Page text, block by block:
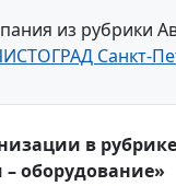
из рубрики
Санкт-
в рубрике
оборудование»